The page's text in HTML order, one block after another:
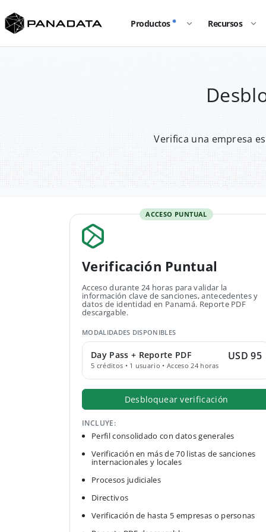
Productos Recursos
Verifica una empresa
ACCESO PUNTUAL
Verificación Puntual
Acceso durante 24 horas para validar la
información clave de sanciones, antecedentes y
datos de identidad en Panamá. Reporte PDF
descargable.
MODALIDADES DISPONIBLES
Day Pass + Reporte PDF
5 créditos • 1 usuario • Acceso 24 horas
USD 95
Desbloquear verificación
INCLUYE:
Perfil consolidado con datos generales
Verificación en más de 70 listas de sanciones
internacionales y locales
Procesos judiciales
Directivos
Verificación de hasta 5 empresas o personas